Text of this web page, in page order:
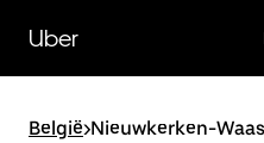
naar
hoofdinhoud
Uber
België>Nieuwkerken-Waas